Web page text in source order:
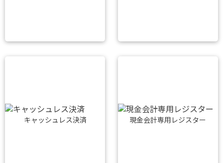
キャッシュレス決済 現金会計専用レジスター